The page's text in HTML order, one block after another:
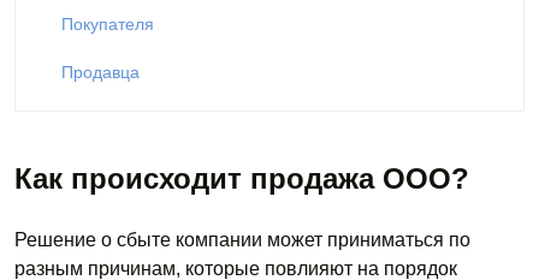
Покупателя
Продавца
Как происходит продажа ООО?
Решение о сбыте компании может приниматься по
разным причинам, которые повлияют на порядок